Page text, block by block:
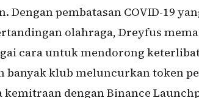
Dengan pembatasan COVID-19
olahraga, Dreyfus
cara untuk mendorong
banyak klub meluncurkan token
kemitraan dengan Binance